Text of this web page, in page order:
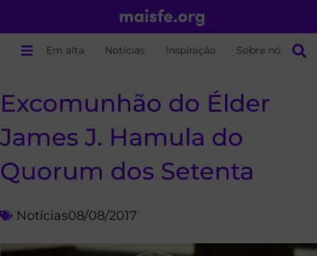
Em alta Notícias Inspiração Sobre nós
Excomunhão do Élder
James J. Hamula do
Quorum dos Setenta
Notícias08/08/2017